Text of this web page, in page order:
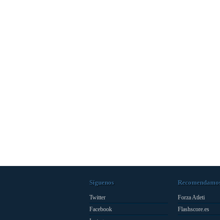
Síguenos
Twitter
Facebook
Forza Atleti
Flashscore.es